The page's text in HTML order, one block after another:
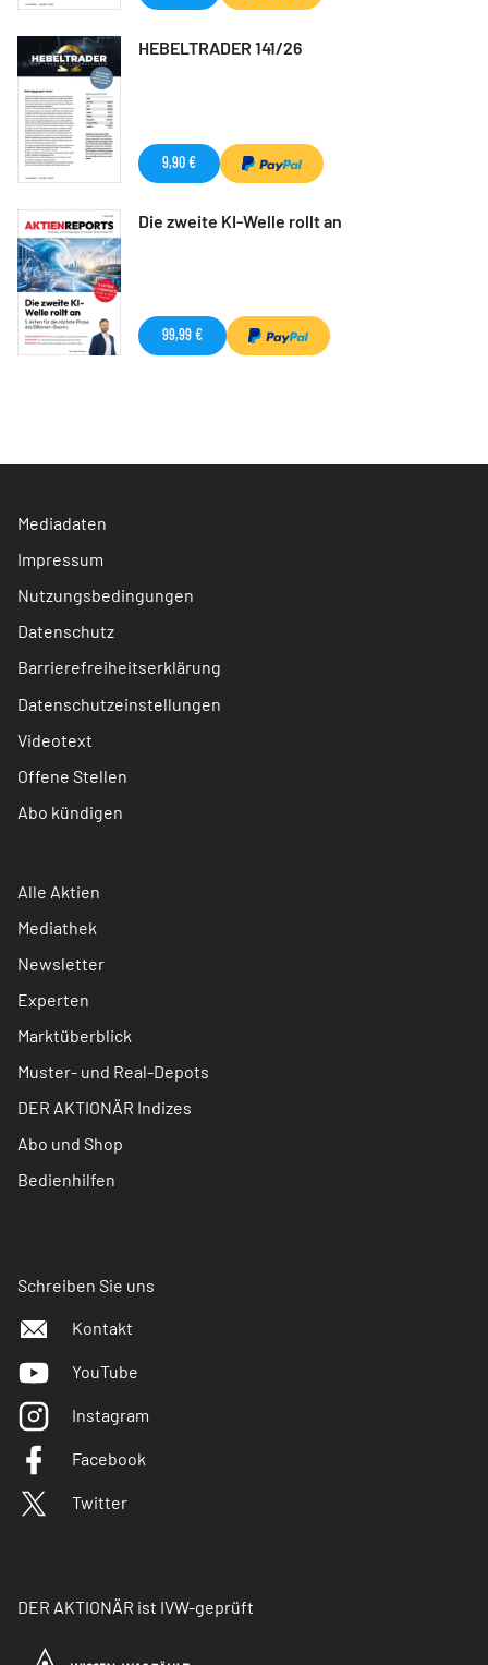
HEBELTRADER 141/26
9,90 €
Die zweite KI-Welle rollt an
99,99 €
Mediadaten
Impressum
Nutzungsbedingungen
Datenschutz
Barrierefreiheitserklärung
Datenschutzeinstellungen
Videotext
Offene Stellen
Abo kündigen
Alle Aktien
Mediathek
Newsletter
Experten
Marktüberblick
Muster- und Real-Depots
DER AKTIONÄR Indizes
Abo und Shop
Bedienhilfen
Schreiben Sie uns
Kontakt
YouTube
Instagram
Facebook
Twitter
DER AKTIONÄR ist IVW-geprüft